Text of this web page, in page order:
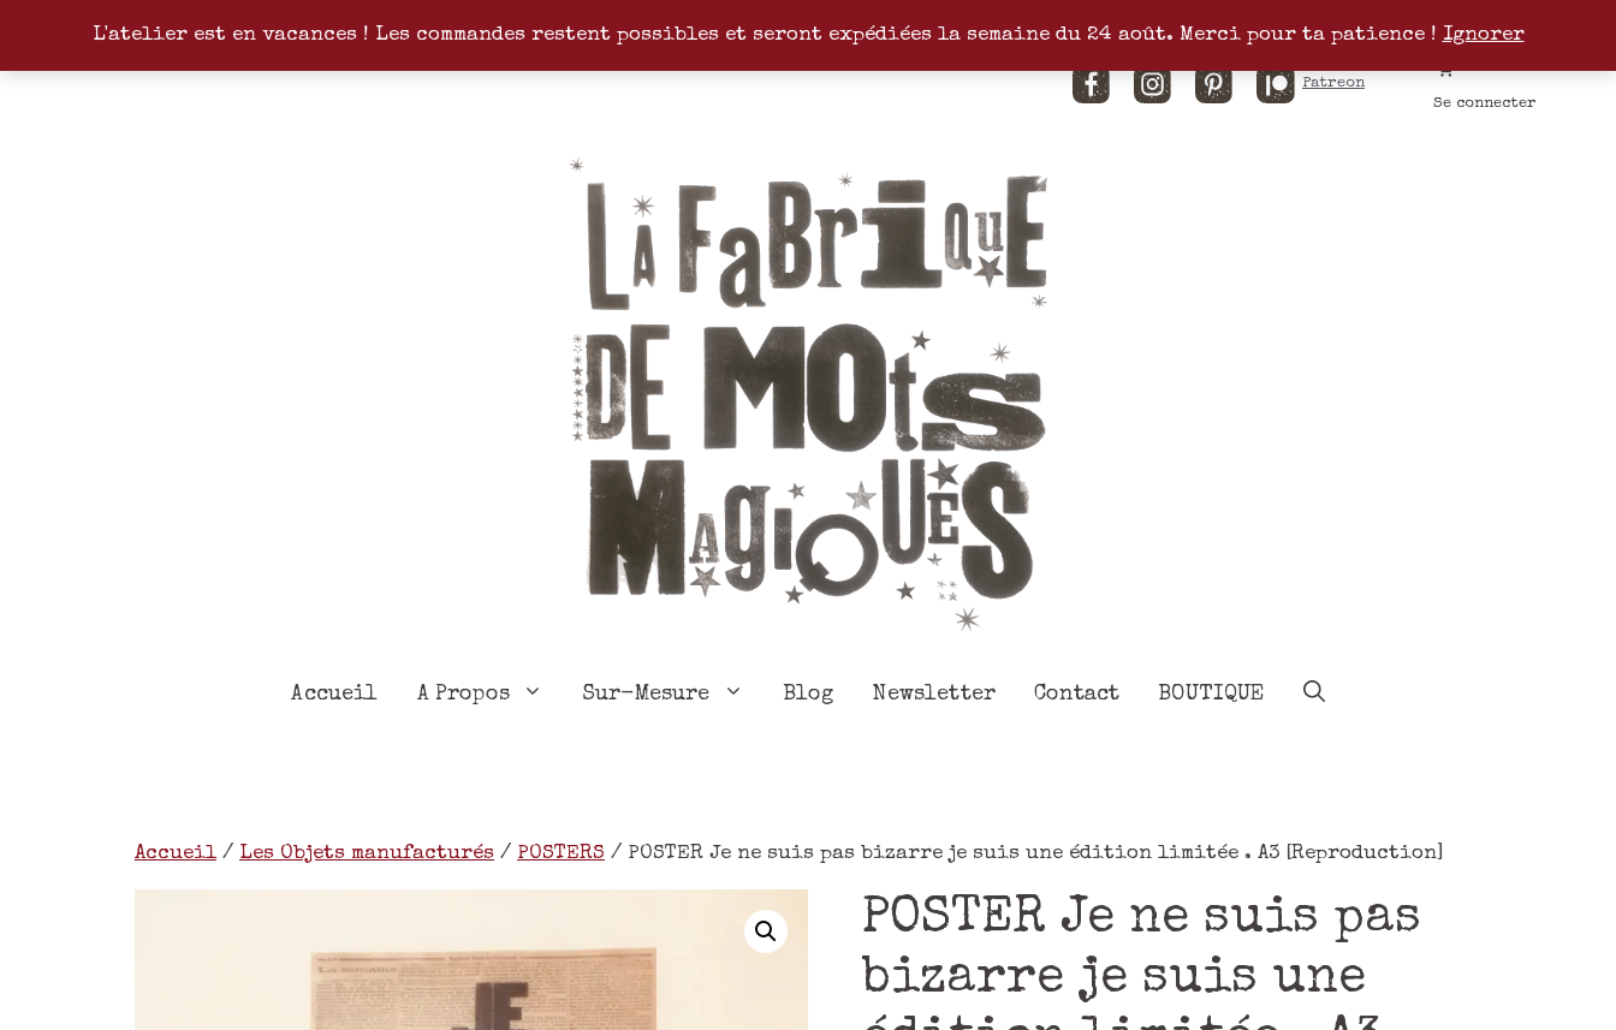
L'atelier est en vacances ! Les commandes restent possibles et seront expédiées la semaine du 24 août. Merci pour ta patience ! Ignorer
FacebookInstagramPinterestPatreon
Se connecter
Accueil A Propos Sur-Mesure Blog Newsletter Contact BOUTIQUE
Accueil/ Les Objets manufacturés / POSTERS / POSTER Je ne suis pas bizarre je suis une édition limitée . A3 [Reproduction]
POSTER Je ne suis pas
bizarre je suis une